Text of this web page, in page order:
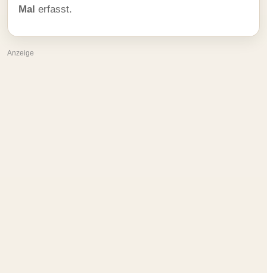
Mal erfasst.
Anzeige